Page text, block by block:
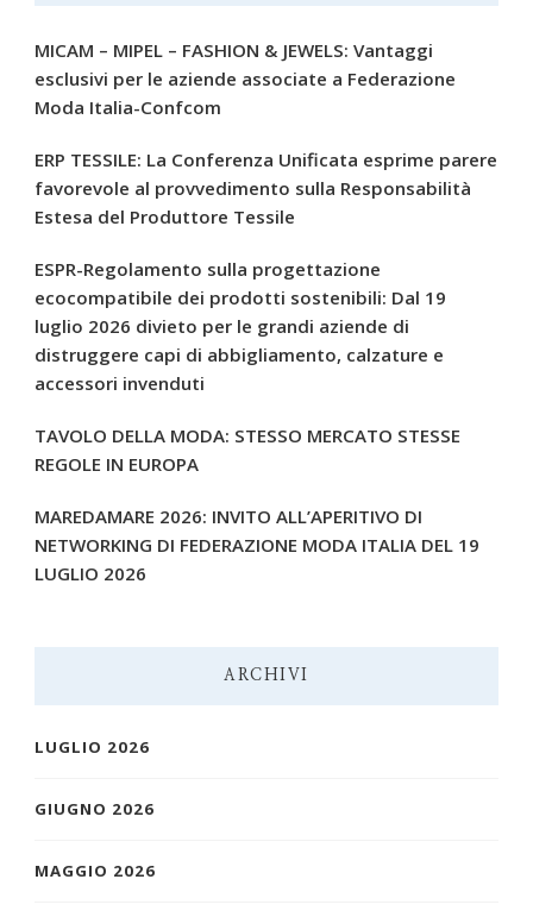
MICAM – MIPEL – FASHION & JEWELS: Vantaggi
esclusivi per le aziende associate a Federazione
Moda Italia-Confcom
ERP TESSILE: La Conferenza Unificata esprime parere
favorevole al provvedimento sulla Responsabilità
Estesa del Produttore Tessile
ESPR-Regolamento sulla progettazione
ecocompatibile dei prodotti sostenibili: Dal 19
luglio 2026 divieto per le grandi aziende di
distruggere capi di abbigliamento, calzature e
accessori invenduti
TAVOLO DELLA MODA: STESSO MERCATO STESSE
REGOLE IN EUROPA
MAREDAMARE 2026: INVITO ALL’APERITIVO DI
NETWORKING DI FEDERAZIONE MODA ITALIA DEL 19
LUGLIO 2026
ARCHIVI
LUGLIO 2026
GIUGNO 2026
MAGGIO 2026